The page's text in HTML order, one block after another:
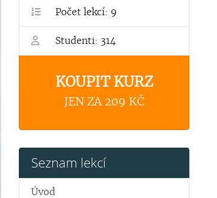
Počet lekcí: 9
Studenti: 314
KOUPIT KURZ
JEN ZA 209 KČ
Seznam lekcí
Úvod